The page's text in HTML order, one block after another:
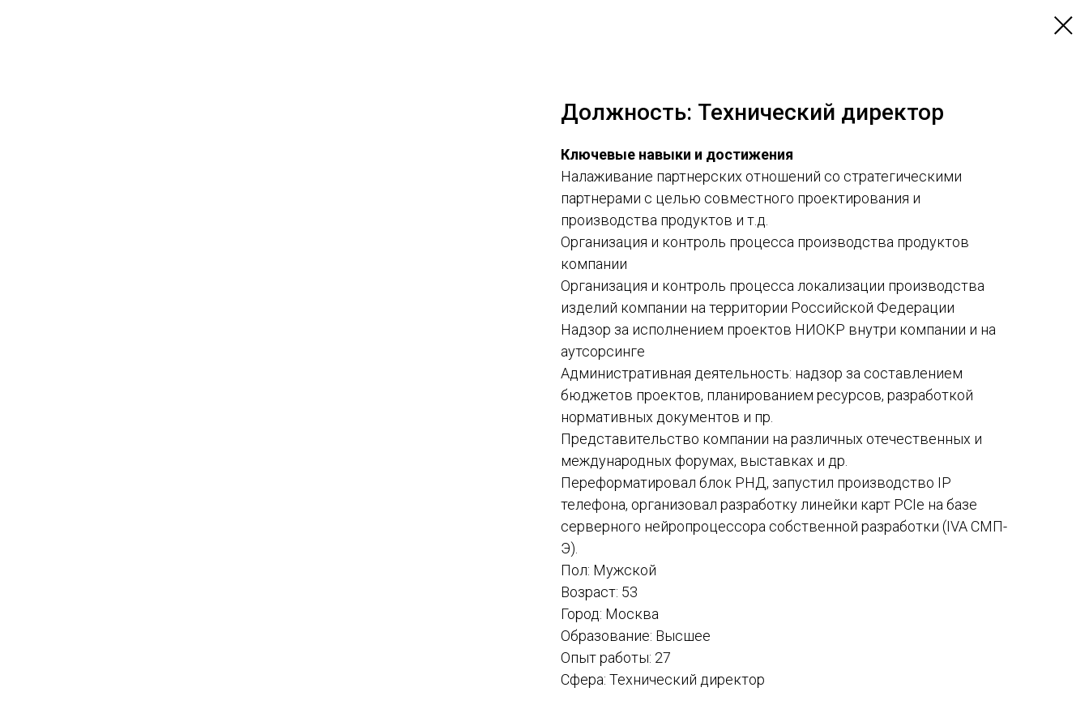
Должность: Технический директор
Ключевые навыки и достижения
Налаживание партнерских отношений со стратегическими
партнерами с целью совместного проектирования и
производства продуктов и т.д.
Организация и контроль процесса производства продуктов
компании
Организация и контроль процесса локализации производства
изделий компании на территории Российской Федерации
Надзор за исполнением проектов НИОКР внутри компании и на
аутсорсинге
Административная деятельность: надзор за составлением
бюджетов проектов, планированием ресурсов, разработкой
нормативных документов и пр.
Представительство компании на различных отечественных и
международных форумах, выставках и др.
Переформатировал блок РНД, запустил производство IP
телефона, организовал разработку линейки карт PCIe на базе
серверного нейропроцессора собственной разработки (IVA СМП-
Э).
Пол: Мужской
Возраст: 53
Город: Москва
Образование: Высшее
Опыт работы: 27
Сфера: Технический директор